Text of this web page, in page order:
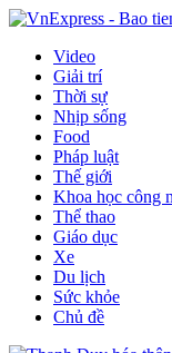
Video
Giải trí
Thời sự
Nhịp sống
Food
Pháp luật
Thế giới
Khoa học công
Thể thao
Giáo dục
Xe
Du lịch
Sức khỏe
Chủ đề